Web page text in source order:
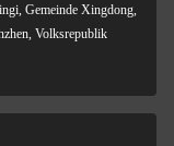
Gemeinde Xingdong,
Volksrepublik